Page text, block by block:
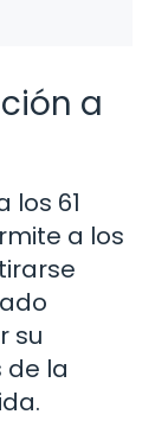
a
los 61
a los
su
de la